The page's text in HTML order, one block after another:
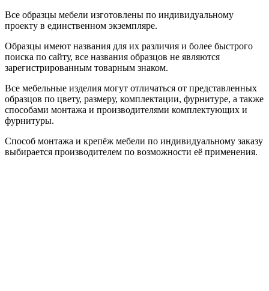
Все образцы мебели изготовлены по индивидуальному
проекту в единственном экземпляре.
Образцы имеют названия для их различия и более быстрого
поиска по сайту, все названия образцов не являются
зарегистрированным товарным знаком.
Все мебельные изделия могут отличаться от представленных
образцов по цвету, размеру, комплектации, фурнитуре, а также
способами монтажа и производителями комплектующих и
фурнитуры.
Способ монтажа и крепёж мебели по индивидуальному заказу
выбирается производителем по возможности её применения.